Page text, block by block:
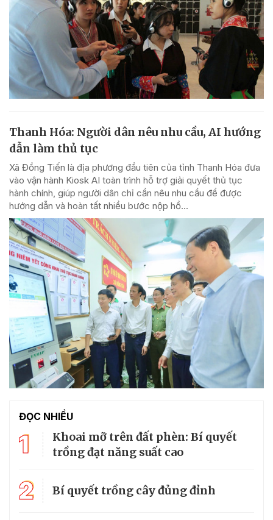
Thanh Hóa: Người dân nêu nhu cầu, AI hướng
dẫn làm thủ tục
Xã Đồng Tiến là địa phương đầu tiên của tỉnh Thanh Hóa đưa
vào vận hành Kiosk AI toàn trình hỗ trợ giải quyết thủ tục
hành chính, giúp người dân chỉ cần nêu nhu cầu để được
hướng dẫn và hoàn tất nhiều bước nộp hồ...
ĐỌC NHIỀU
1
Khoai mỡ trên đất phèn: Bí quyết
trồng đạt năng suất cao
2 Bí quyết trồng cây đủng đỉnh